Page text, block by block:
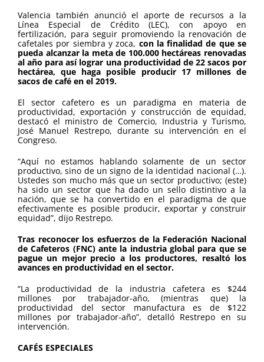
Valencia también anunció el aporte de recursos a la
Línea Especial de Crédito (LEC), con apoyo en
fertilización, para seguir promoviendo la renovación de
cafetales por siembra y zoca, con la finalidad de que se
pueda alcanzar la meta de 100.000 hectáreas renovadas
al año para así lograr una productividad de 22 sacos por
hectárea, que haga posible producir 17 millones de
sacos de café en el 2019.
El sector cafetero es un paradigma en materia de
productividad, exportación y construcción de equidad,
destacó el ministro de Comercio, Industria y Turismo,
José Manuel Restrepo, durante su intervención en el
Congreso.
“Aquí no estamos hablando solamente de un sector
productivo, sino de un signo de la identidad nacional (…).
Ustedes son mucho más que un sector productivo; (este)
ha sido un sector que ha dado un sello distintivo a la
nación, que se ha convertido en el paradigma de que
efectivamente es posible producir, exportar y construir
equidad”, dijo Restrepo.
Tras reconocer los esfuerzos de la Federación Nacional
de Cafeteros (FNC) ante la industria global para que se
pague un mejor precio a los productores, resaltó los
avances en productividad en el sector.
“La productividad de la industria cafetera es $244
millones por trabajador-año, (mientras que) la
productividad del sector manufactura es de $122
millones por trabajador-año”, detalló Restrepo en su
intervención.
CAFÉS ESPECIALES